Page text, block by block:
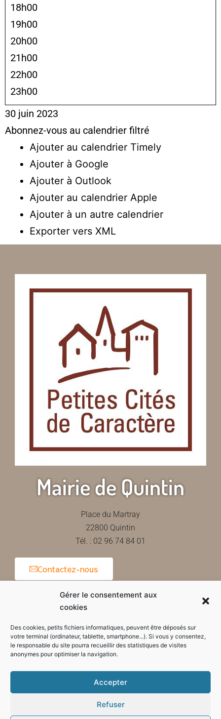
Gérer le consentement aux
cookies
Des cookies, petits fichiers informatiques, peuvent être déposés sur
votre terminal (ordinateur, tablette, smartphone...). Si vous y consentez,
le responsable du site pourra recueillir des statistiques de visites
anonymes pour optimiser la navigation.
Accepter
Refuser
18h00
19h00
20h00
21h00
22h00
23h00
30 juin 2023
Abonnez-vous au calendrier filtré
Ajouter au calendrier Timely
Ajouter à Google
Ajouter à Outlook
Ajouter au calendrier Apple
Ajouter à un autre calendrier
Exporter vers XML
Mairie de Quintin
Place du Martray
22800 Quintin
Tél. : 02 96 74 84 01
Contactez-nous
Horaires d'ouverture de la mairie